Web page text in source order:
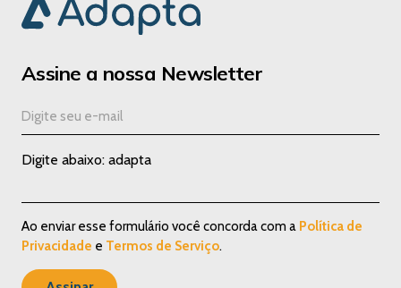
Assine a nossa Newsletter
Digite abaixo: adapta
Ao enviar esse formulário você concorda com a Política de
Privacidade e Termos de Serviço.